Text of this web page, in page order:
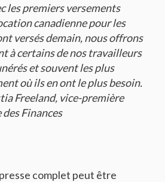
les premiers versements
canadienne pour les
versés demain, nous offrons
à certains de nos travailleurs
et souvent les plus
où ils en ont le plus besoin.
Freeland, vice-première
Finances
complet peut être